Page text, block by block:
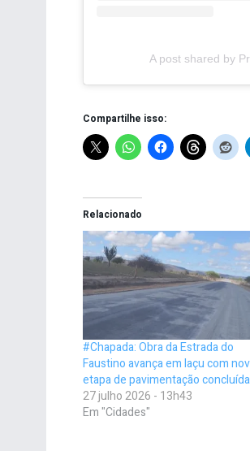
A post shared by
Compartilhe isso:
Relacionado
#Chapada: Obra da Estrada do
Faustino avança em Iaçu com
etapa de pavimentação concluída
27 julho 2026 - 13h43
Em "Cidades"